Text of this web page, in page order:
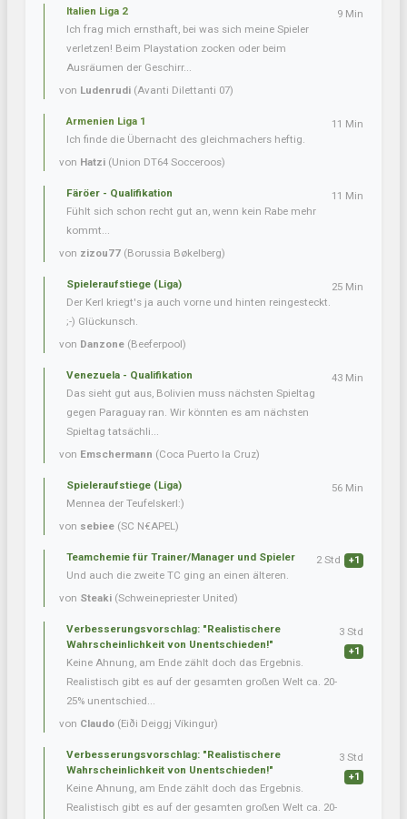
Italien Liga 2
Ich frag mich ernsthaft, bei was sich meine Spieler
verletzen! Beim Playstation zocken oder beim
Ausräumen der Geschirr...
von Ludenrudi (Avanti Dilettanti 07)
9 Min
Armenien Liga 1
Ich finde die Übernacht des gleichmachers heftig.
von Hatzi (Union DT64 Socceroos)
11 Min
Färöer - Qualifikation
Fühlt sich schon recht gut an, wenn kein Rabe mehr
kommt...
von zizou77 (Borussia Bøkelberg)
11 Min
Spieleraufstiege (Liga)
Der Kerl kriegt's ja auch vorne und hinten reingesteckt.
;-) Glückunsch.
von Danzone (Beeferpool)
25 Min
Venezuela - Qualifikation
Das sieht gut aus, Bolivien muss nächsten Spieltag
gegen Paraguay ran. Wir könnten es am nächsten
Spieltag tatsächli...
von Emschermann (Coca Puerto la Cruz)
43 Min
Spieleraufstiege (Liga)
Mennea der Teufelskerl:)
von sebiee (SC N€APEL)
56 Min
Teamchemie für Trainer/Manager und Spieler
Und auch die zweite TC ging an einen älteren.
von Steaki (Schweinepriester United)
2 Std +1
Verbesserungsvorschlag: "Realistischere
Wahrscheinlichkeit von Unentschieden!"
Keine Ahnung, am Ende zählt doch das Ergebnis.
Realistisch gibt es auf der gesamten großen Welt ca. 20-
25% unentschied...
von Claudo (Eiði Deiggj Víkingur)
3 Std
+1
Verbesserungsvorschlag: "Realistischere
Wahrscheinlichkeit von Unentschieden!"
Keine Ahnung, am Ende zählt doch das Ergebnis.
Realistisch gibt es auf der gesamten großen Welt ca. 20-
3 Std
+1